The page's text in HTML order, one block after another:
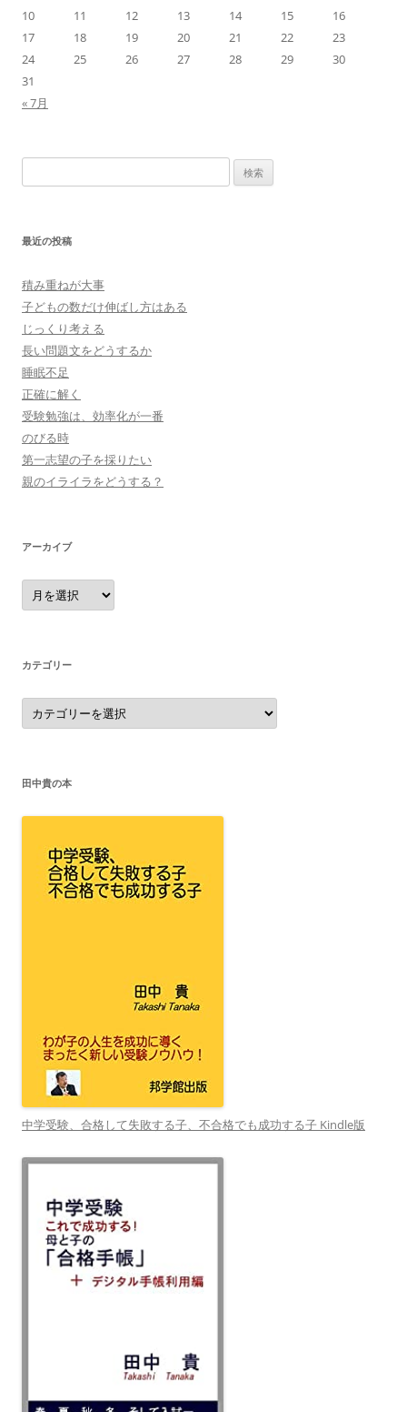
10
11 12 13 14 15
16
17
18 19 20 21 22
23
24
25 26 27 28 29
30
31
« 7月
索:
最近の投稿
積み重ねが大事
子どもの数だけ伸ばし方はある
じっくり考える
長い問題文をどうするか
睡眠不足
正確に解く
受験勉強は、効率化が一番
のびる時
第一志望の子を採りたい
親のイライラをどうする？
アーカイブ
ア
ー
カ
カテゴリー
カ
テ
ゴ
田中貴の本
中学受験、合格して失敗する子、不合格でも成功する子 Kindle版